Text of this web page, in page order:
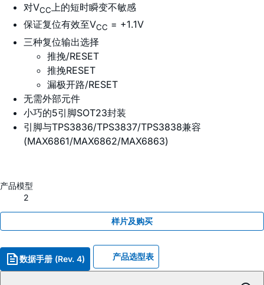
对VCC上的短时瞬变不敏感
保证复位有效至VCC = +1.1V
三种复位输出选择
推挽/RESET
推挽RESET
漏极开路/RESET
无需外部元件
小巧的5引脚SOT23封装
引脚与TPS3836/TPS3837/TPS3838兼容
(MAX6861/MAX6862/MAX6863)
产品模型
2
样片及购买
数据手册 (Rev. 4) 产品选型表